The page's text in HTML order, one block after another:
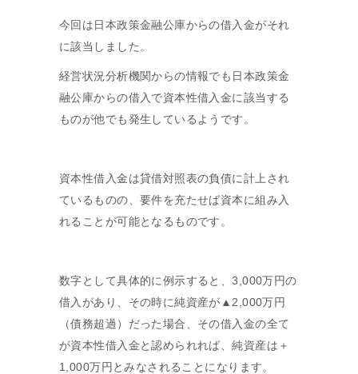
今回は日本政策金融公庫からの借入金がそれ
に該当しました。
経営状況分析機関からの情報でも日本政策金
融公庫からの借入で資本性借入金に該当する
ものが他でも発生しているようです。
資本性借入金は貸借対照表の負債に計上され
ているものの、要件を充たせば資本に組み入
れることが可能となるものです。
数字として具体的に例示すると、3,000万円の
借入があり、その時に純資産が▲2,000万円
（債務超過）だった場合、その借入金の全て
が資本性借入金と認められれば、純資産は＋
1,000万円とみなされることになります。